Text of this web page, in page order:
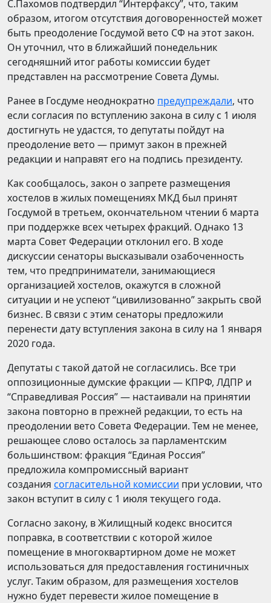
С.Пахомов подтвердил “Интерфаксу”, что, таким
образом, итогом отсутствия договоренностей может
быть преодоление Госдумой вето СФ на этот закон.
Он уточнил, что в ближайший понедельник
сегодняшний итог работы комиссии будет
представлен на рассмотрение Совета Думы.
Ранее в Госдуме неоднократно предупреждали, что
если согласия по вступлению закона в силу с 1 июля
достигнуть не удастся, то депутаты пойдут на
преодоление вето — примут закон в прежней
редакции и направят его на подпись президенту.
Как сообщалось, закон о запрете размещения
хостелов в жилых помещениях МКД был принят
Госдумой в третьем, окончательном чтении 6 марта
при поддержке всех четырех фракций. Однако 13
марта Совет Федерации отклонил его. В ходе
дискуссии сенаторы высказывали озабоченность
тем, что предприниматели, занимающиеся
организацией хостелов, окажутся в сложной
ситуации и не успеют “цивилизованно” закрыть свой
бизнес. В связи с этим сенаторы предложили
перенести дату вступления закона в силу на 1 января
2020 года.
Депутаты с такой датой не согласились. Все три
оппозиционные думские фракции — КПРФ, ЛДПР и
“Справедливая Россия” — настаивали на принятии
закона повторно в прежней редакции, то есть на
преодолении вето Совета Федерации. Тем не менее,
решающее слово осталось за парламентским
большинством: фракция “Единая Россия”
предложила компромиссный вариант
создания согласительной комиссии при условии, что
закон вступит в силу с 1 июля текущего года.
Согласно закону, в Жилищный кодекс вносится
поправка, в соответствии с которой жилое
помещение в многоквартирном доме не может
использоваться для предоставления гостиничных
услуг. Таким образом, для размещения хостелов
нужно будет перевести жилое помещение в